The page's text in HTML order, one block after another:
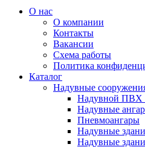
О нас
О компании
Контакты
Вакансии
Схема работы
Политика
Каталог
Надувные
Надувной ПВХ
Надувные
Пневмоангары
Надувные
Надувные